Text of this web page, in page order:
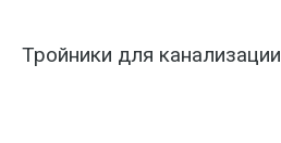
Тройники для канализации